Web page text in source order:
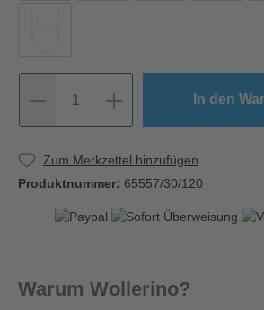
1 In den
Zum Merkzettel hinzufügen
Produktnummer: 65557/30/120
Warum Wollerino?